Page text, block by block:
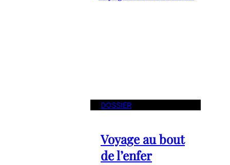
DOSSIER
Voyage au bout
de l’enfer